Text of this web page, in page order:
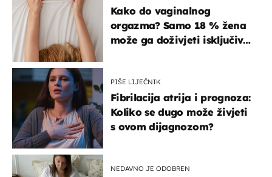
Kako do vaginalnog
orgazma? Samo 18 % žena
može ga doživjeti isključivo
PIŠE LIJEČNIK
Fibrilacija atrija i prognoza:
Koliko se dugo može živjeti
s ovom dijagnozom?
NEDAVNO JE ODOBREN